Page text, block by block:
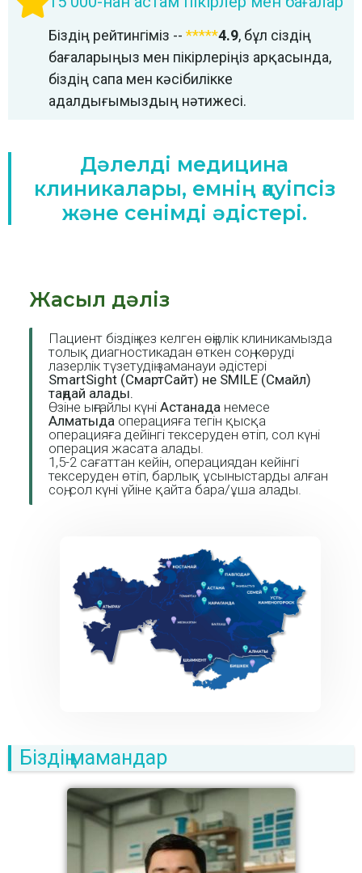
Біздің рейтингіміз -- *****4.9, бұл сіздің
бағаларыңыз мен пікірлеріңіз арқасында,
біздің сапа мен кәсібилікке
адалдығымыздың нәтижесі.
Дәлелді медицина
клиникалары, емнің қауіпсіз
және сенімді әдістері.
Жасыл дәліз
Пациент біздің кез келген өңірлік клиникамызда
толық диагностикадан өткен соң, көруді
лазерлік түзетудің заманауи әдістері
SmartSight (СмартСайт) не SMILE (Смайл)
таңдай алады.
Өзіне ыңғайлы күні Астанаданемесе
Алматыдаоперацияға тегін қысқа
операцияға дейінгі тексеруден өтіп, сол күні
операция жасата алады.
1,5-2 сағаттан кейін, операциядан кейінгі
тексеруден өтіп, барлық ұсыныстарды алған
соң, сол күні үйіне қайта бара/ұша алады.
Біздің мамандар